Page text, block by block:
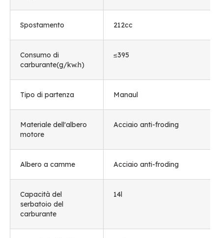
Spostamento 212cc
Consumo di
carburante(g/kw.h)
≤395
Tipo di partenza Manaul
Materiale dell'albero
motore
Acciaio anti-froding
Albero a camme Acciaio anti-froding
Capacità del
serbatoio del
carburante
14l